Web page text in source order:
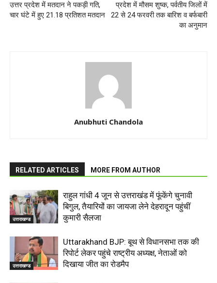
उत्तर प्रदेश में मतदान ने पकड़ी गति,
चार घंटे में हुए 21.18 प्रतिशत मतदान
प्रदेश में मौसम शुष्क, पर्वतीय जिलों में
22 से 24 फरवरी तक बारिश व बर्फबारी
का अनुमान
Anubhuti Chandola
RELATED ARTICLES MORE FROM AUTHOR
उत्तराखण्ड
राहुल गांधी 4 जून से उत्तराखंड में फूंकेंगे चुनावी
बिगुल, तैयारियों का जायजा लेने देहरादून पहुंचीं
कुमारी सैलजा
उत्तराखण्ड
Uttarakhand BJP: बूथ से विधानसभा तक की
रिपोर्ट लेकर पहुंचे राष्ट्रीय अध्यक्ष, नेताओं को
दिखाया जीत का रोडमैप